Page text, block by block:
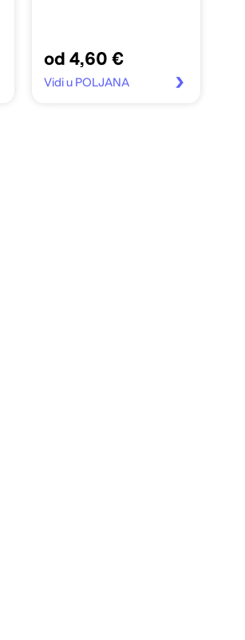
od 4,60 €
Vidi u POLJANA